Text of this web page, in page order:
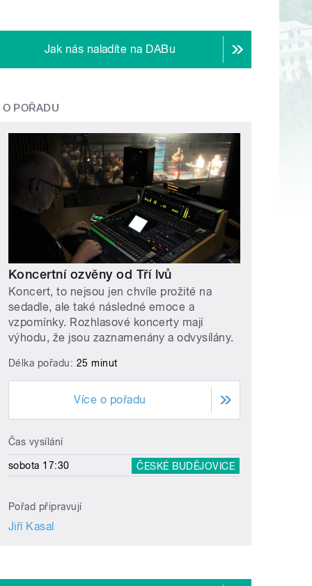
Jak nás naladíte na DABu
O POŘADU
Koncertní ozvěny od Tří lvů
Koncert, to nejsou jen chvíle prožité na
sedadle, ale také následné emoce a
vzpomínky. Rozhlasové koncerty mají
výhodu, že jsou zaznamenány a odvysílány.
Délka pořadu: 25 minut
Více o pořadu
Čas vysílání
sobota 17:30 ČESKÉ BUDĚJOVICE
Pořad připravují
Jiří Kasal